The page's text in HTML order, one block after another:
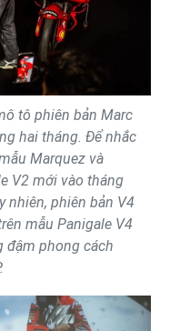
tô phiên bản Marc
hai tháng. Để nhắc
Marquez và
V2 mới vào tháng
nhiên, phiên bản V4
mẫu Panigale V4
đậm phong cách